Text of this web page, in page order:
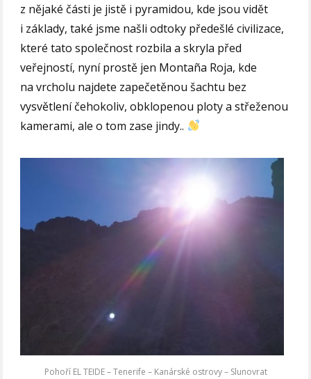
z nějaké části je jistě i pyramidou, kde jsou vidět
i základy, také jsme našli odtoky předešlé civilizace,
které tato společnost rozbila a skryla před
veřejností, nyní prostě jen Montaña Roja, kde
na vrcholu najdete zapečetěnou šachtu bez
vysvětlení čehokoliv, obklopenou ploty a střeženou
kamerami, ale o tom zase jindy..
Pohoří EL TEIDE – Tenerife – Kanárské ostrovy – Slunovrat